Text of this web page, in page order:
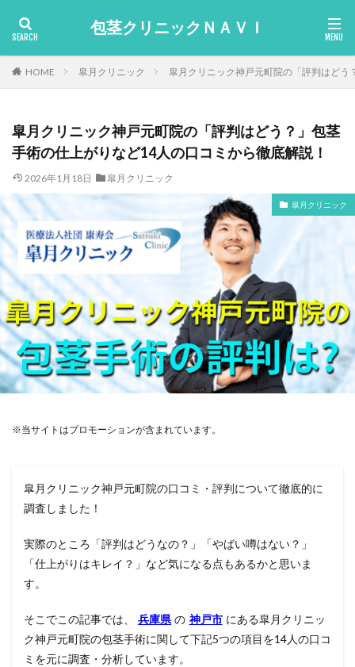
包茎クリニックＮＡＶＩ
HOME 皐月クリニック 皐月クリニック神戸元町院の「評判はど
皐月クリニック神戸元町院の「評判はどう？」包茎
手術の仕上がりなど14人の口コミから徹底解説！
2026年1月18日 皐月クリニック
皐月クリニック
※当サイトはプロモーションが含まれています。
皐月クリニック神戸元町院の口コミ・評判について徹底的に
調査しました！
実際のところ「評判はどうなの？」「やばい噂はない？」
「仕上がりはキレイ？」など気になる点もあるかと思いま
す。
そこでこの記事では、 兵庫県 の 神戸市 にある皐月クリニッ
ク神戸元町院の包茎手術に関して下記5つの項目を14人の口コ
ミを元に調査・分析しています。